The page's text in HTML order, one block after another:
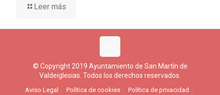
Leer más
© Copyright 2019 Ayuntamiento de San Martín de
Valdeiglesias. Todos los derechos reservados.
Aviso Legal Política de cookies Política de privacidad